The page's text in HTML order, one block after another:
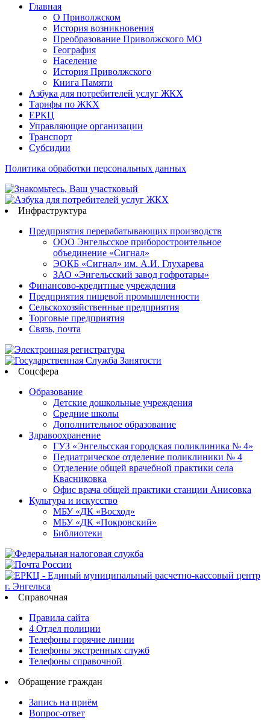
Главная
О Приволжском
История возникновения
Преобразование Приволжского МО
География
Население
История Приволжского
Книга Памяти
Азбука для потребителей услуг ЖКХ
Тарифы по ЖКХ
ЕРКЦ
Управляющие организации
Транспорт
Субсидии
Политика обработки персональных данных
Инфраструктура
Предприятия перерабатывающих производств
ООО Энгельсское приборостроительное
объединение «Сигнал»
ЭОКБ «Сигнал» им. А.И. Глухарева
ЗАО «Энгельсский завод гофротары»
Финансово-кредитные учреждения
Предприятия пищевой промышленности
Сельскохозяйственные предприятия
Торговые предприятия
Связь, почта
Соцсфера
Образование
Детские дошкольные учреждения
Средние школы
Дополнительное образование
Здравоохранение
ГУЗ «Энгельсская городская поликлиника № 4»
Педиатрическое отделение поликлиники № 4
Отделение общей врачебной практики села
Квасниковка
Офис врача общей практики станции Анисовка
Культура и искусство
МБУ «ДК «Восход»
МБУ «ДК «Покровский»
Библиотеки
Справочная
Правила сайта
4 Отдел полиции
Телефоны горячие линии
Телефоны экстренных служб
Телефоны справочной
Обращение граждан
Запись на приём
Вопрос-ответ